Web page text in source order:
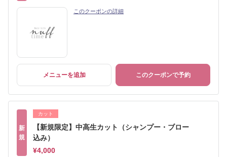
このクーポンの詳細
メニューを追加 このクーポンで予約
新
規
カット
【新規限定】中高生カット（シャンプー・ブロー
込み）
¥4,000